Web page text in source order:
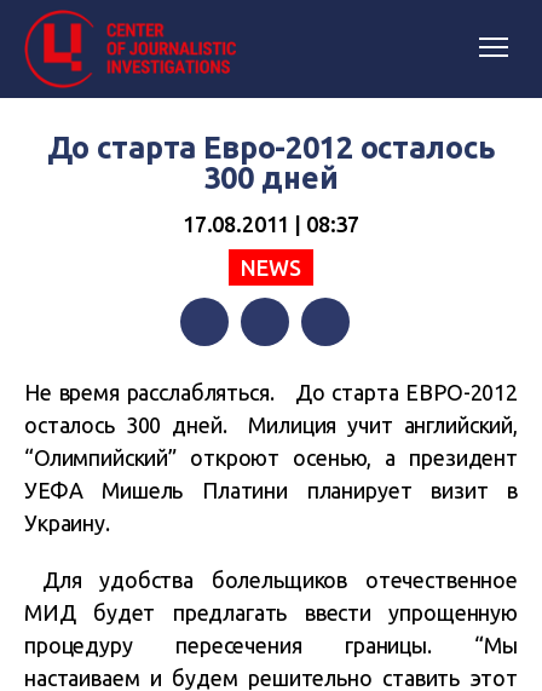
До старта Евро-2012 осталось
300 дней
17.08.2011 | 08:37
NEWS
Не время расслабляться. До старта ЕВРО-2012
осталось 300 дней. Милиция учит английский,
“Олимпийский” откроют осенью, а президент
УЕФА Мишель Платини планирует визит в
Украину.
Для удобства болельщиков отечественное
МИД будет предлагать ввести упрощенную
процедуру пересечения границы. “Мы
настаиваем и будем решительно ставить этот